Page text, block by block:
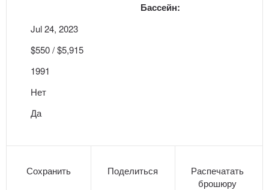
Бассейн:
Jul 24, 2023
$550 / $5,915
1991
Нет
Да
Сохранить Поделиться
Распечатать
брошюру